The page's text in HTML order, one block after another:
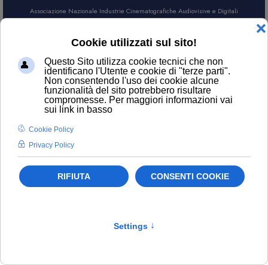
Associazione Nazionale Industrie Cinematografiche Audiovisive e Digitali
CERCA
Anica Informa
Filtro